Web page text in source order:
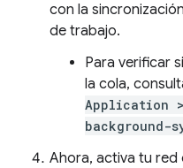
con la
de trabajo.
Para verificar
la cola,
Application
background-
Ahora, activa tu red